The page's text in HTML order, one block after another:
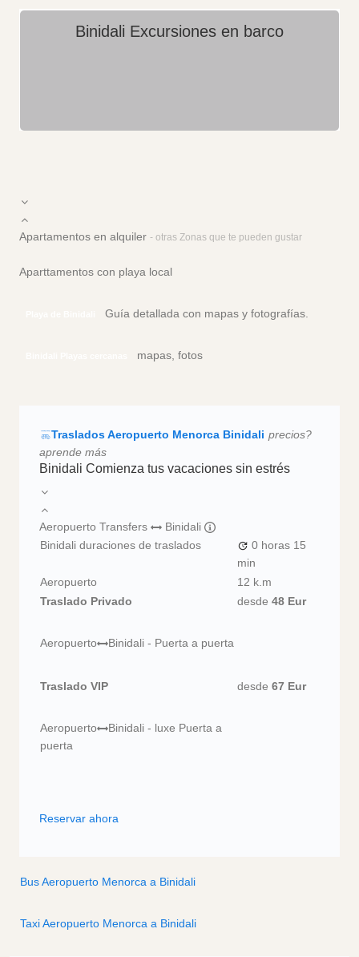
Binidali Excursiones en barco
Apartamentos en alquiler - otras Zonas que te pueden gustar
Aparttamentos con playa local
Guía detallada con mapas y fotografías.
mapas, fotos
Traslados Aeropuerto Menorca Binidali precios?
aprende más
Binidali Comienza tus vacaciones sin estrés
Aeropuerto Transfers
Binidali
Binidali duraciones de traslados
0 horas 15
min
Aeropuerto
12 k.m
Traslado Privado
Aeropuerto Binidali - Puerta a puerta
desde 48 Eur
Traslado VIP
Aeropuerto
Binidali - luxe Puerta a
puerta
desde 67 Eur
Reservar ahora
Bus Aeropuerto Menorca a Binidali
Taxi Aeropuerto Menorca a Binidali